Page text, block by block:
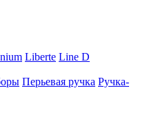
Liberte Line D
Перьевая ручка Ручка-